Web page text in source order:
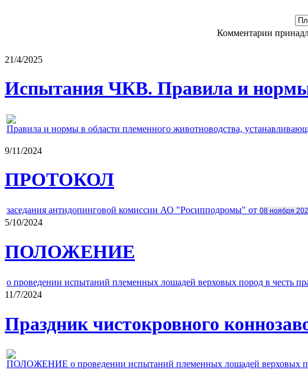
Комментарии
21/4/2025
Испытания ЧКВ. Правила и
Правила и нормы в области племенного животноводства,
9/11/2024
ПРОТОКОЛ
заседания антидопинговой комиссии АО "Росипподромы" от 08 ноября
5/10/2024
ПОЛОЖЕНИЕ
о проведении испытаний племенных лошадей верховых пород в честь
11/7/2024
Праздник чистокровного
ПОЛОЖЕНИЕ о проведении испытаний племенных лошадей верховых